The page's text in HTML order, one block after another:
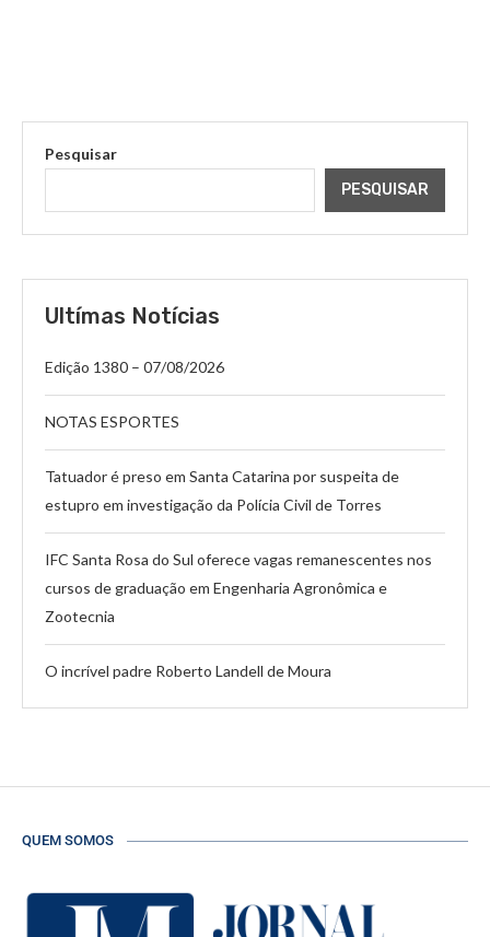
Pesquisar
PESQUISAR
Ultímas Notícias
Edição 1380 – 07/08/2026
NOTAS ESPORTES
Tatuador é preso em Santa Catarina por suspeita de
estupro em investigação da Polícia Civil de Torres
IFC Santa Rosa do Sul oferece vagas remanescentes nos
cursos de graduação em Engenharia Agronômica e
Zootecnia
O incrível padre Roberto Landell de Moura
QUEM SOMOS